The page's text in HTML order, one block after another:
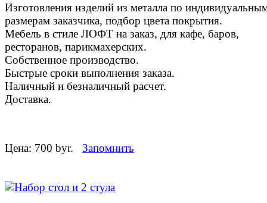
Изготовления изделий из металла по
размерам заказчика, подбор цвета покрытия.
Мебель в стиле ЛОФТ на заказ, для кафе, баров,
ресторанов, парикмахерских.
Собственное производство.
Быстрые сроки выполнения заказа.
Наличный и безналичный расчет.
Доставка.
Цена: 700 byr. Запомнить